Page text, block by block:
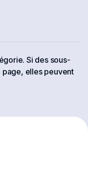
Si des sous-
elles peuvent